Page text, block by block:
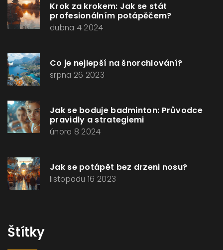
Krok za krokem: Jak se stát
profesionálním potápěčem?
dubna 4 2024
Co je nejlepší na šnorchlování?
srpna 26 2023
Jak se boduje badminton: Průvodce
pravidly a strategiemi
února 8 2024
Jak se potápět bez drzeni nosu?
listopadu 16 2023
Štítky